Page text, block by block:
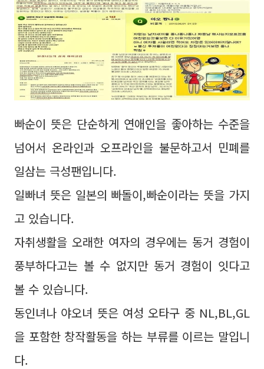
빠순이 뜻은 단순하게 연애인을 좋아하는 수준을
넘어서 온라인과 오프라인을 불문하고서 민폐를
일삼는 극성팬입니다.
일빠녀 뜻은 일본의 빠돌이,빠순이라는 뜻을 가지
고 있습니다.
자취생활을 오래한 여자의 경우에는 동거 경험이
풍부하다고는 볼 수 없지만 동거 경험이 잇다고
볼 수 있습니다.
동인녀나 야오녀 뜻은 여성 오타구 중 NL,BL,GL
을 포함한 창작활동을 하는 부류를 이르는 말입니
다.